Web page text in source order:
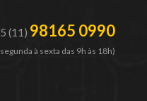
(11) 98165 0990
à sexta das 9h às 18h)